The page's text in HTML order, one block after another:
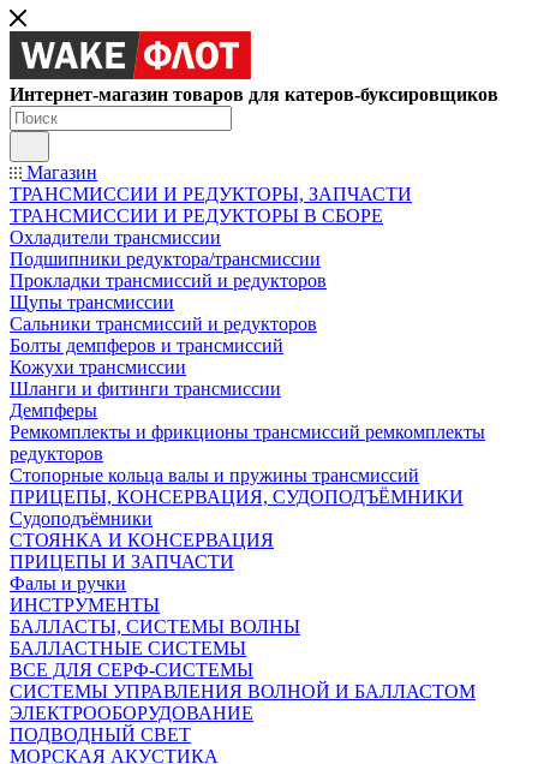
Интернет-магазин товаров для катеров-буксировщиков
Магазин
ТРАНСМИССИИ И РЕДУКТОРЫ, ЗАПЧАСТИ
ТРАНСМИССИИ И РЕДУКТОРЫ В СБОРЕ
Охладители трансмиссии
Подшипники редуктора/трансмиссии
Прокладки трансмиссий и редукторов
Щупы трансмиссии
Сальники трансмиссий и редукторов
Болты демпферов и трансмиссий
Кожухи трансмиссии
Шланги и фитинги трансмиссии
Демпферы
Ремкомплекты и фрикционы трансмиссий ремкомплекты
редукторов
Стопорные кольца валы и пружины трансмиссий
ПРИЦЕПЫ, КОНСЕРВАЦИЯ, СУДОПОДЪЁМНИКИ
Судоподъёмники
СТОЯНКА И КОНСЕРВАЦИЯ
ПРИЦЕПЫ И ЗАПЧАСТИ
Фалы и ручки
ИНСТРУМЕНТЫ
БАЛЛАСТЫ, СИСТЕМЫ ВОЛНЫ
БАЛЛАСТНЫЕ СИСТЕМЫ
ВСЕ ДЛЯ СЕРФ-СИСТЕМЫ
СИСТЕМЫ УПРАВЛЕНИЯ ВОЛНОЙ И БАЛЛАСТОМ
ЭЛЕКТРООБОРУДОВАНИЕ
ПОДВОДНЫЙ СВЕТ
МОРСКАЯ АКУСТИКА